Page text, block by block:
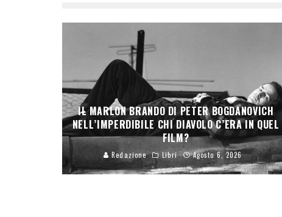
IL MARLON BRANDO DI PETER BOGDANOVICH
NELL’IMPERDIBILE CHI DIAVOLO C’ERA IN QUEL
FILM?
Redazione Libri Agosto 6, 2026